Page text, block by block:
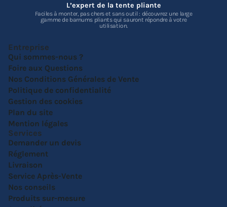
L’expert de la tente pliante
Faciles à monter, pas chers et sans outil : découvrez une large
gamme de barnums pliants qui sauront répondre à votre
utilisation.
Entreprise
Qui sommes-nous ?
Foire aux Questions
Nos Conditions Générales de Vente
Politique de confidentialité
Gestion des cookies
Plan du site
Mention légales
Services
Demander un devis
Réglement
Livraison
Service Après-Vente
Nos conseils
Produits sur-mesure